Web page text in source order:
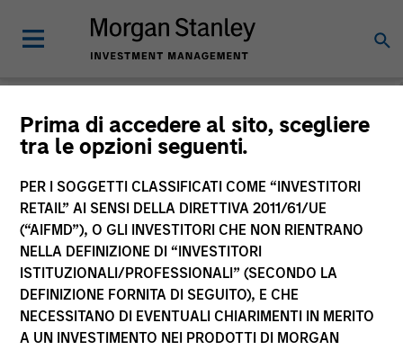
Prima di accedere al sito, scegliere
tra le opzioni seguenti.
PER I SOGGETTI CLASSIFICATI COME “INVESTITORI
RETAIL” AI SENSI DELLA DIRETTIVA 2011/61/UE
(“AIFMD”), O GLI INVESTITORI CHE NON RIENTRANO
NELLA DEFINIZIONE DI “INVESTITORI
ISTITUZIONALI/PROFESSIONALI” (SECONDO LA
DEFINIZIONE FORNITA DI SEGUITO), E CHE
NECESSITANO DI EVENTUALI CHIARIMENTI IN MERITO
A UN INVESTIMENTO NEI PRODOTTI DI MORGAN
Morgan Stanley
Investment Funds
La presente comunicazione ha carattere promozionale.